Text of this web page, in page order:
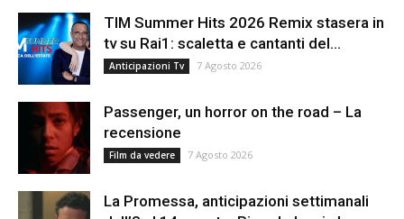
TIM Summer Hits 2026 Remix stasera in
tv su Rai1: scaletta e cantanti del...
Anticipazioni Tv 7 Agosto 2026
Passenger, un horror on the road – La
recensione
Film da vedere 7 Agosto 2026
La Promessa, anticipazioni settimanali